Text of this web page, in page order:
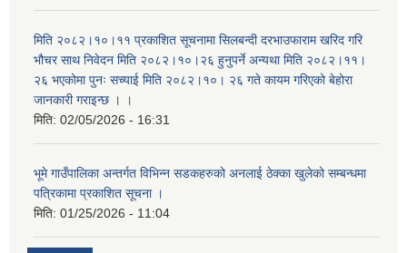
मिति २०८२।१०।११ प्रकाशित सूचनामा सिलबन्दी दरभाउफाराम खरिद गरि
भौचर साथ निवेदन मिति २०८२।१०।२६ हुनुपर्ने अन्यथा मिति २०८२।११।
२६ भएकोमा पुनः सच्याई मिति २०८२।१०। २६ गते कायम गरिएको बेहोरा
जानकारी गराइन्छ । ।
मिति: 02/05/2026 - 16:31
भूमे गाउँपालिका अन्तर्गत विभिन्न सडकहरुको अनलाई ठेक्का खुलेको सम्बन्धमा
पत्रिकामा प्रकाशित सूचना ।
मिति: 01/25/2026 - 11:04